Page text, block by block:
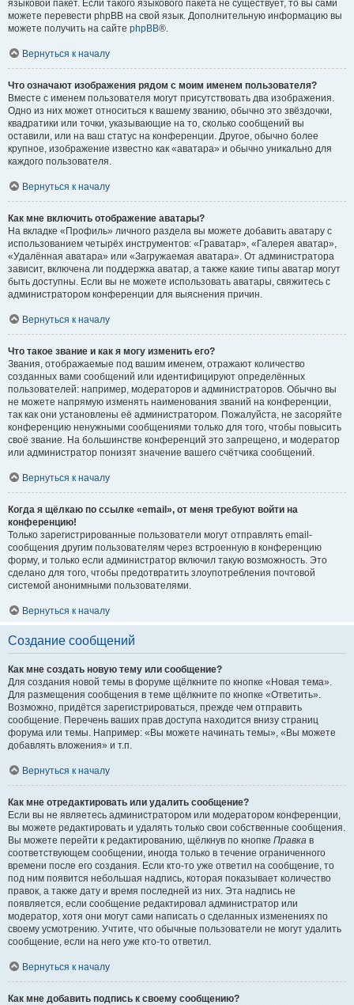
языковой пакет. Если такого языкового пакета не существует, то вы сами
можете перевести phpBB на свой язык. Дополнительную информацию вы
можете получить на сайте phpBB®.
Вернуться к началу
Что означают изображения рядом с моим именем пользователя?
Вместе с именем пользователя могут присутствовать два изображения.
Одно из них может относиться к вашему званию, обычно это звёздочки,
квадратики или точки, указывающие на то, сколько сообщений вы
оставили, или на ваш статус на конференции. Другое, обычно более
крупное, изображение известно как «аватара» и обычно уникально для
каждого пользователя.
Вернуться к началу
Как мне включить отображение аватары?
На вкладке «Профиль» личного раздела вы можете добавить аватару с
использованием четырёх инструментов: «Граватар», «Галерея аватар»,
«Удалённая аватара» или «Загружаемая аватара». От администратора
зависит, включена ли поддержка аватар, а также какие типы аватар могут
быть доступны. Если вы не можете использовать аватары, свяжитесь с
администратором конференции для выяснения причин.
Вернуться к началу
Что такое звание и как я могу изменить его?
Звания, отображаемые под вашим именем, отражают количество
созданных вами сообщений или идентифицируют определённых
пользователей: например, модераторов и администраторов. Обычно вы
не можете напрямую изменять наименования званий на конференции,
так как они установлены её администратором. Пожалуйста, не засоряйте
конференцию ненужными сообщениями только для того, чтобы повысить
своё звание. На большинстве конференций это запрещено, и модератор
или администратор понизят значение вашего счётчика сообщений.
Вернуться к началу
Когда я щёлкаю по ссылке «email», от меня требуют войти на
конференцию!
Только зарегистрированные пользователи могут отправлять email-
сообщения другим пользователям через встроенную в конференцию
форму, и только если администратор включил такую возможность. Это
сделано для того, чтобы предотвратить злоупотребления почтовой
системой анонимными пользователями.
Вернуться к началу
Создание сообщений
Как мне создать новую тему или сообщение?
Для создания новой темы в форуме щёлкните по кнопке «Новая тема».
Для размещения сообщения в теме щёлкните по кнопке «Ответить».
Возможно, придётся зарегистрироваться, прежде чем отправить
сообщение. Перечень ваших прав доступа находится внизу страниц
форума или темы. Например: «Вы можете начинать темы», «Вы можете
добавлять вложения» и т.п.
Вернуться к началу
Как мне отредактировать или удалить сообщение?
Если вы не являетесь администратором или модератором конференции,
вы можете редактировать и удалять только свои собственные сообщения.
Вы можете перейти к редактированию, щёлкнув по кнопке Правка в
соответствующем сообщении, иногда только в течение ограниченного
времени после его создания. Если кто-то уже ответил на сообщение, то
под ним появится небольшая надпись, которая показывает количество
правок, а также дату и время последней из них. Эта надпись не
появляется, если сообщение редактировал администратор или
модератор, хотя они могут сами написать о сделанных изменениях по
своему усмотрению. Учтите, что обычные пользователи не могут удалить
сообщение, если на него уже кто-то ответил.
Вернуться к началу
Как мне добавить подпись к своему сообщению?